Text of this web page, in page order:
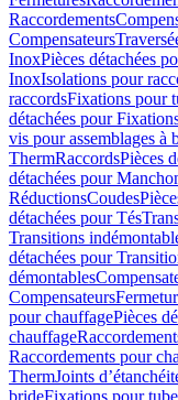
Raccordements
Compensateurs
InoxPièces détachées
InoxIsolations pour
raccordsFixations pour
détachées pour
vis pour assemblages à
ThermRaccordsPièces
détachées pour
RéductionsCoudes
détachées pour Tés
Transitions
détachées pour
démontables
Compensateurs
pour chauffagePièces
chauffage
Raccordements pour
ThermJoints
brideFixations pour